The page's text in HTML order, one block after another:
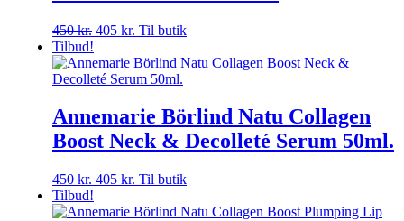
450kr. Den
pris
var:
405 kr. Den
pris
er:
Til butik
Tilbud!
Annemarie Börlind Natu Collagen
Boost Neck & Decolleté Serum 50ml.
450kr. Den
pris
405 kr. Den
pris
Til butik
Tilbud!